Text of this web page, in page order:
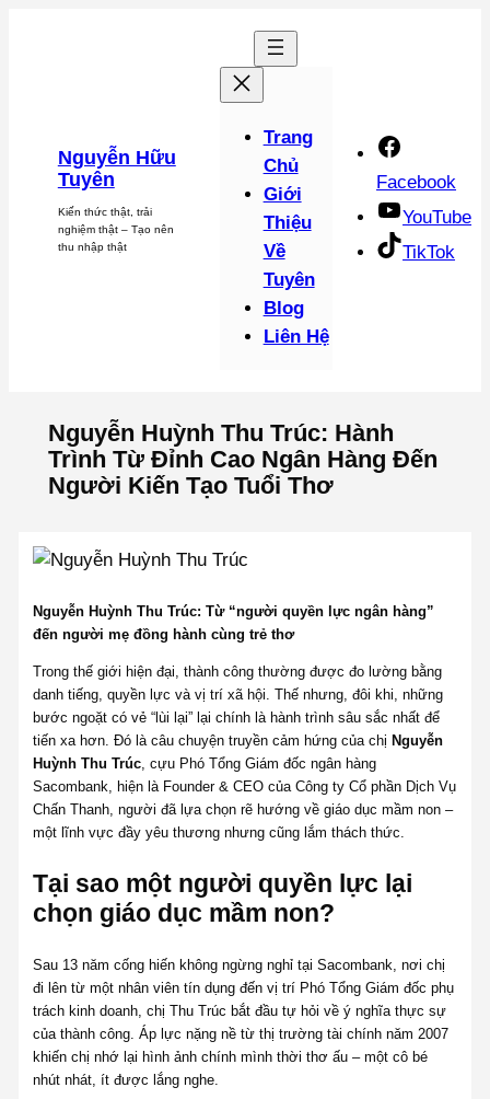
Nguyễn Hữu
Tuyên
Kiến thức thật, trải
nghiệm thật – Tạo nên
thu nhập thật
Trang
Chủ
Giới
Thiệu
Về
Tuyên
Blog
Liên Hệ
Facebook
YouTube
TikTok
Nguyễn Huỳnh Thu Trúc: Hành
Trình Từ Đỉnh Cao Ngân Hàng Đến
Người Kiến Tạo Tuổi Thơ
Nguyễn Huỳnh Thu Trúc: Từ “người quyền lực ngân hàng”
đến người mẹ đồng hành cùng trẻ thơ
Trong thế giới hiện đại, thành công thường được đo lường bằng
danh tiếng, quyền lực và vị trí xã hội. Thế nhưng, đôi khi, những
bước ngoặt có vẻ “lùi lại” lại chính là hành trình sâu sắc nhất để
tiến xa hơn. Đó là câu chuyện truyền cảm hứng của chị Nguyễn
Huỳnh Thu Trúc , cựu Phó Tổng Giám đốc ngân hàng
Sacombank, hiện là Founder & CEO của Công ty Cổ phần Dịch Vụ
Chấn Thanh, người đã lựa chọn rẽ hướng về giáo dục mầm non –
một lĩnh vực đầy yêu thương nhưng cũng lắm thách thức.
Tại sao một người quyền lực lại
chọn giáo dục mầm non?
Sau 13 năm cống hiến không ngừng nghỉ tại Sacombank, nơi chị
đi lên từ một nhân viên tín dụng đến vị trí Phó Tổng Giám đốc phụ
trách kinh doanh, chị Thu Trúc bắt đầu tự hỏi về ý nghĩa thực sự
của thành công. Áp lực nặng nề từ thị trường tài chính năm 2007
khiến chị nhớ lại hình ảnh chính mình thời thơ ấu – một cô bé
nhút nhát, ít được lắng nghe.